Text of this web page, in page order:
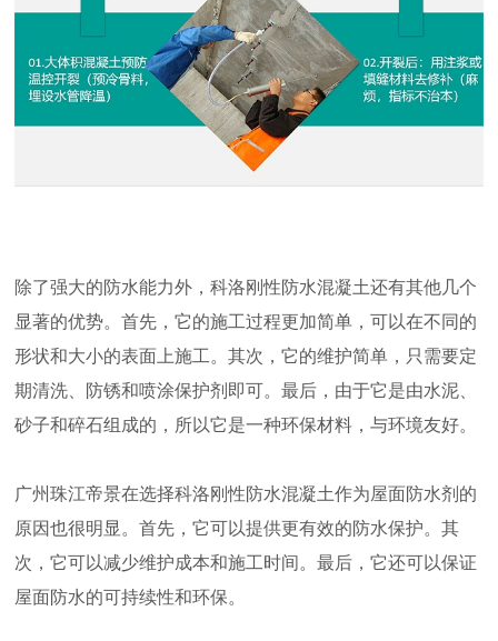
除了强大的防水能力外，科洛刚性防水混凝土还有其他几个
显著的优势。首先，它的施工过程更加简单，可以在不同的
形状和大小的表面上施工。其次，它的维护简单，只需要定
期清洗、防锈和喷涂保护剂即可。最后，由于它是由水泥、
砂子和碎石组成的，所以它是一种环保材料，与环境友好。
广州珠江帝景在选择科洛刚性防水混凝土作为屋面防水剂的
原因也很明显。首先，它可以提供更有效的防水保护。其
次，它可以减少维护成本和施工时间。最后，它还可以保证
屋面防水的可持续性和环保。